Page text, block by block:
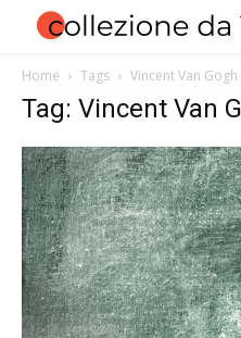
Home Tags Vincent Van Gogh
Tag: Vincent Van